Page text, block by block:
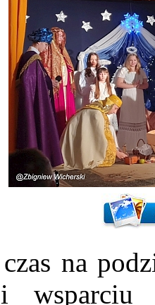
czas na
wsparciu